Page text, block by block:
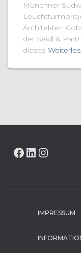
Münchner
Architekten
der Seidl &
dieses
FACEBOOK LINKEDIN
IMPRESSUM